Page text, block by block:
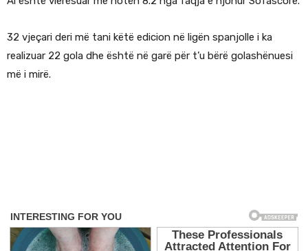
32 vjeçari deri më tani këtë edicion në ligën spanjolle i ka
realizuar 22 gola dhe është në garë për t’u bërë golashënuesi
më i mirë.